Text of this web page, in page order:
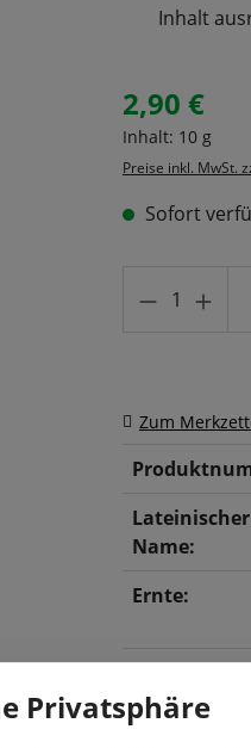
Inhalt
Regulärer Preis:
2,90 €
Inhalt: 10 g
Preise inkl. MwSt.
Sofort
Zum
Lateinischer
Name:
Ernte:
Privatsphäre